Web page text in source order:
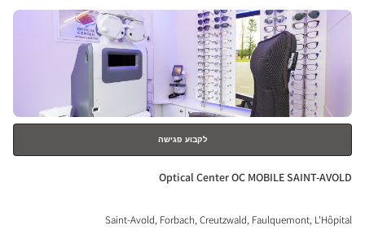
לחץ
ENTER
למידע
לקבוע פגישה
חנות:
Optical Center OC MOBILE SAINT-AVOLD
Saint-Avold, Forbach, Creutzwald, Faulquemont, L'Hôpital